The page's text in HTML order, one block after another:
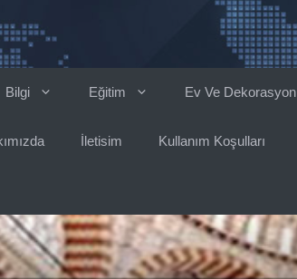
Bilgi Eğitim Ev Ve Dekorasyon
İletisim Kullanım Koşulları